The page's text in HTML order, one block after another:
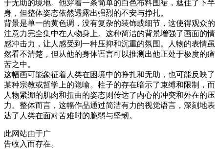
于无助的境地。他穿着一条简单的白色布料围裙，遮住了下半
身，但整体姿态依然透露出强烈的不安与挣扎。
背景是单一的黄色调，没有复杂的装饰或细节，这使得观众的
注意力完全集中在人物身上。这种简洁的背景增强了画面的情
感冲击力，让人感受到一种压抑和沉重的氛围。人物的表情虽
然看不清楚，但从他的身体语言可以推测出他正处于极度的痛
苦之中。
这幅画可能象征着人类在困境中的挣扎和无助，也可能反映了
某种宗教或哲学上的隐喻。柱子的存在暗示了束缚和限制，而
人物紧绷的肌肉和扭曲的姿态则传达了内心的冲突和外在的压
力。整体而言，这幅作品通过简洁有力的视觉语言，深刻地表
达了人类在面对苦难时的脆弱与坚韧。
此网站由于广
告收入而存在。